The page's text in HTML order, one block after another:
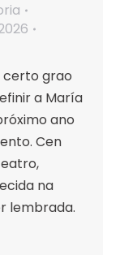
certo grao
a María
ano
Cen
na
lembrada.